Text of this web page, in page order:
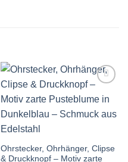
Wunschliste
Ohrstecker, Ohrhänger, Clipse
& Druckknopf – Motiv zarte